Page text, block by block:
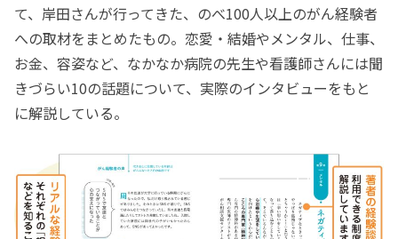
て、岸田さんが行ってきた、のべ100人以上のがん経験者
への取材をまとめたもの。恋愛・結婚やメンタル、仕事、
お金、容姿など、なかなか病院の先生や看護師さんには聞
きづらい10の話題について、実際のインタビューをもと
に解説している。